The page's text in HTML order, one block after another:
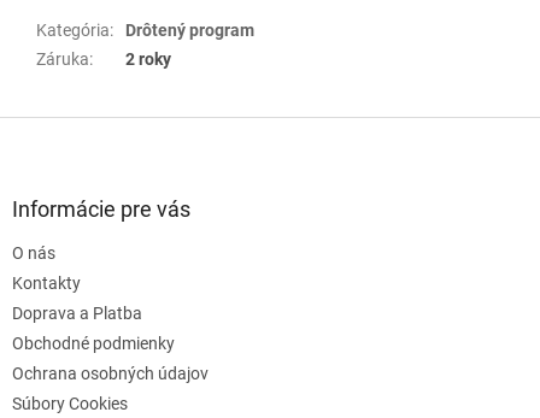
Kategória:
Drôtený program
Záruka: 2 roky
Informácie pre vás
O nás
Kontakty
Doprava a Platba
Obchodné podmienky
Ochrana osobných údajov
Súbory Cookies